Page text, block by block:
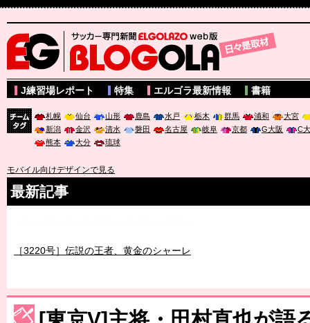
サッカー専門新聞ELGOLAZO web版 BLOGOLA
J練習場レポート 特集 エルゴラ最新情報 書籍
札幌 仙台 山形 鹿島 水戸 栃木 群馬 浦和
大宮
新潟
金沢 清水 磐田 名古屋 岐阜 京都 G大阪
C
熊本
大分 琉球
モバイル向けデザインで見る
最新記事
［3220号］伝説の王者、黄金のシャーレ
［3230号］世界一への夢は終わらない
［3223号］一丸。日本出陣